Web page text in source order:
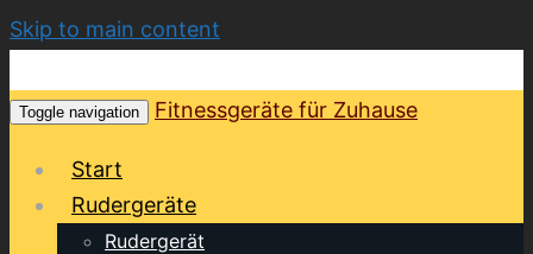
Skip to main content
Toggle navigation Fitnessgeräte für Zuhause
Start
Rudergeräte
Rudergerät